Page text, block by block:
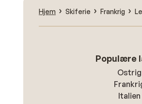
Hjem Skiferie Frankrig
Populære
Ostrig
Italien